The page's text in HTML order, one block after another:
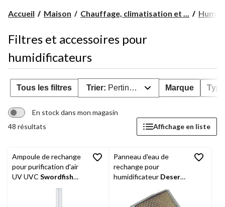
Accueil Maison Chauffage, climatisation et ...
Filtres et accessoires pour
humidificateurs
Tous les filtres Trier: Pertinence Marque
En stock dans mon magasin
48 résultats
Affichage en liste
Ampoule de rechange
pour purification d'air
UV UVC Swordfish
UVA36WLR, 36 W,
Panneau d'eau de
rechange pour
humidificateur Desert
10 x 10 po